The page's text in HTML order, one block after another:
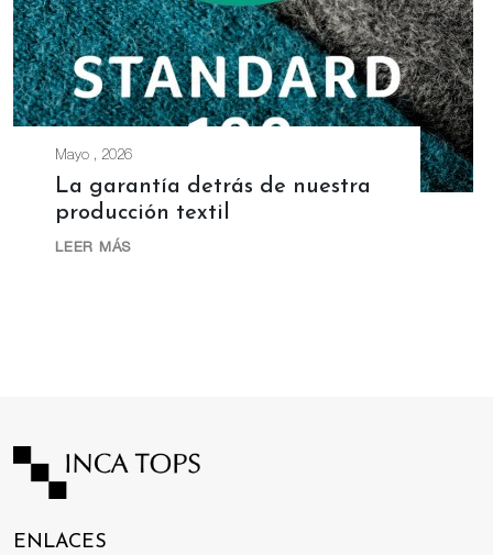
Mayo , 2026
La garantía detrás de nuestra
producción textil
LEER MÁS
ENLACES